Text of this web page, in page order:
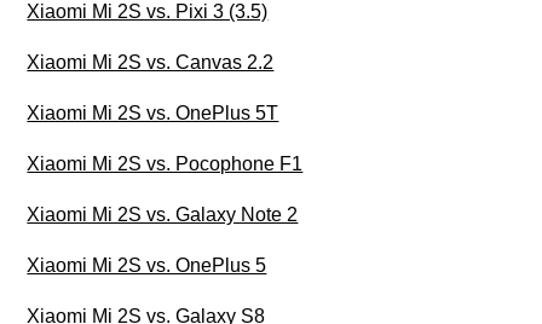
Xiaomi Mi 2S vs. Pixi 3 (3.5)
Xiaomi Mi 2S vs. Canvas 2.2
Xiaomi Mi 2S vs. OnePlus 5T
Xiaomi Mi 2S vs. Pocophone F1
Xiaomi Mi 2S vs. Galaxy Note 2
Xiaomi Mi 2S vs. OnePlus 5
Xiaomi Mi 2S vs. Galaxy S8